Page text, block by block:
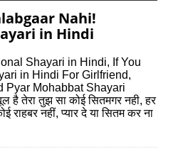
Nahi!
in Hindi
Shayari in Hindi, If You
in Hindi For Girlfriend,
Pyar Mohabbat Shayari
तेरा तुझ सा कोई सितमगर नही, हर
राहबर नहीं, प्यार दे या सितम कर ना